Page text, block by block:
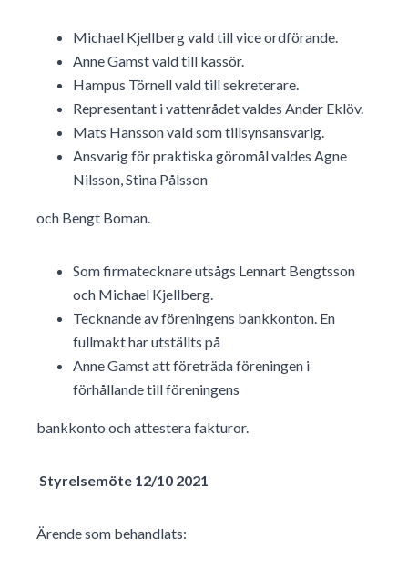
Michael Kjellberg vald till vice ordförande.
Anne Gamst vald till kassör.
Hampus Törnell vald till sekreterare.
Representant i vattenrådet valdes Ander Eklöv.
Mats Hansson vald som tillsynsansvarig.
Ansvarig för praktiska göromål valdes Agne
Nilsson, Stina Pålsson
och Bengt Boman.
Som firmatecknare utsågs Lennart Bengtsson
och Michael Kjellberg.
Tecknande av föreningens bankkonton. En
fullmakt har utställts på
Anne Gamst att företräda föreningen i
förhållande till föreningens
bankkonto och attestera fakturor.
Styrelsemöte 12/10 2021
Ärende som behandlats: